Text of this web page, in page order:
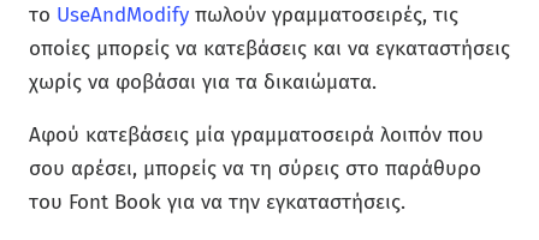
το UseAndModify πωλούν γραμματοσειρές, τις
οποίες μπορείς να κατεβάσεις και να εγκαταστήσεις
χωρίς να φοβάσαι για τα δικαιώματα.
Αφού κατεβάσεις μία γραμματοσειρά λοιπόν που
σου αρέσει, μπορείς να τη σύρεις στο παράθυρο
του Font Book για να την εγκαταστήσεις.